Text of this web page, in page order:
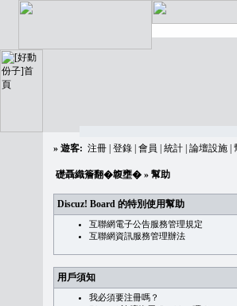
» 遊客: 注冊 登錄 會員 統計 論壇設施
礎聶織簷翻�䪖壅� » 幫助
Discuz! Board 的特別使用幫助
互聯網電子公告服務管理規定
互聯網資訊服務管理辦法
用戶須知
我必須要注冊嗎？